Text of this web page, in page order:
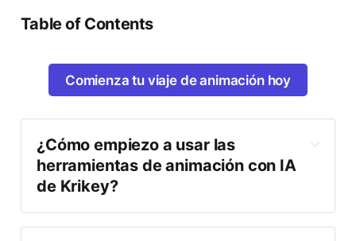
Table of Contents
Comienza tu viaje de animación hoy
¿Cómo empiezo a usar las
herramientas de animación con IA
de Krikey?